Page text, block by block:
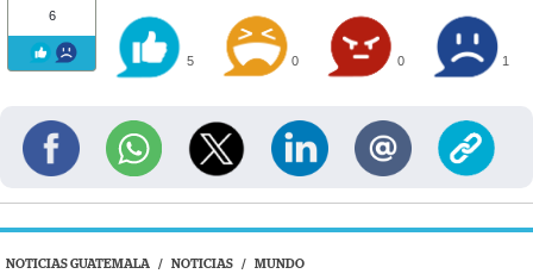
6
5 0 0 1
NOTICIAS GUATEMALA / NOTICIAS / MUNDO